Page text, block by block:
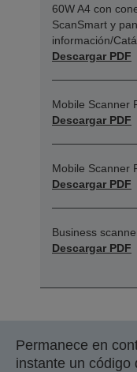
60W A4 con
ScanSmart y
información/
Descargar PDF
Mobile Scanner
Descargar PDF
Mobile Scanner
Descargar PDF
Business
Descargar PDF
Permanece en
instante un código